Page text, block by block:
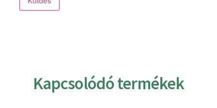
Kapcsolódó termékek